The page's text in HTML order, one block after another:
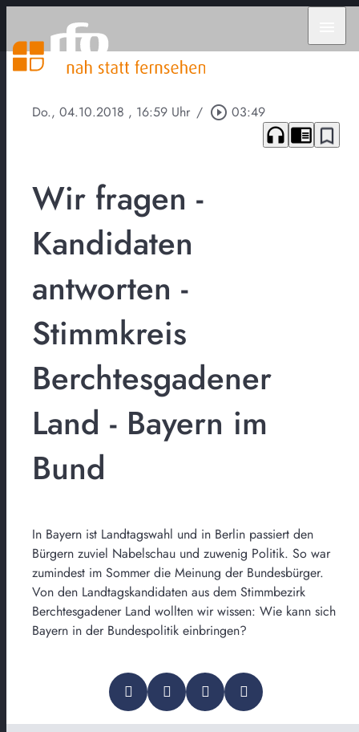
Do., 04.10.2018 , 16:59 Uhr / play_circle_outline 03:49
headphones chrome_reader_mode bookmark_border
Wir fragen -
Kandidaten
antworten -
Stimmkreis
Berchtesgadener
Land - Bayern im
Bund
In Bayern ist Landtagswahl und in Berlin passiert den
Bürgern zuviel Nabelschau und zuwenig Politik. So war
zumindest im Sommer die Meinung der Bundesbürger.
Von den Landtagskandidaten aus dem Stimmbezirk
Berchtesgadener Land wollten wir wissen: Wie kann sich
Bayern in der Bundespolitik einbringen?